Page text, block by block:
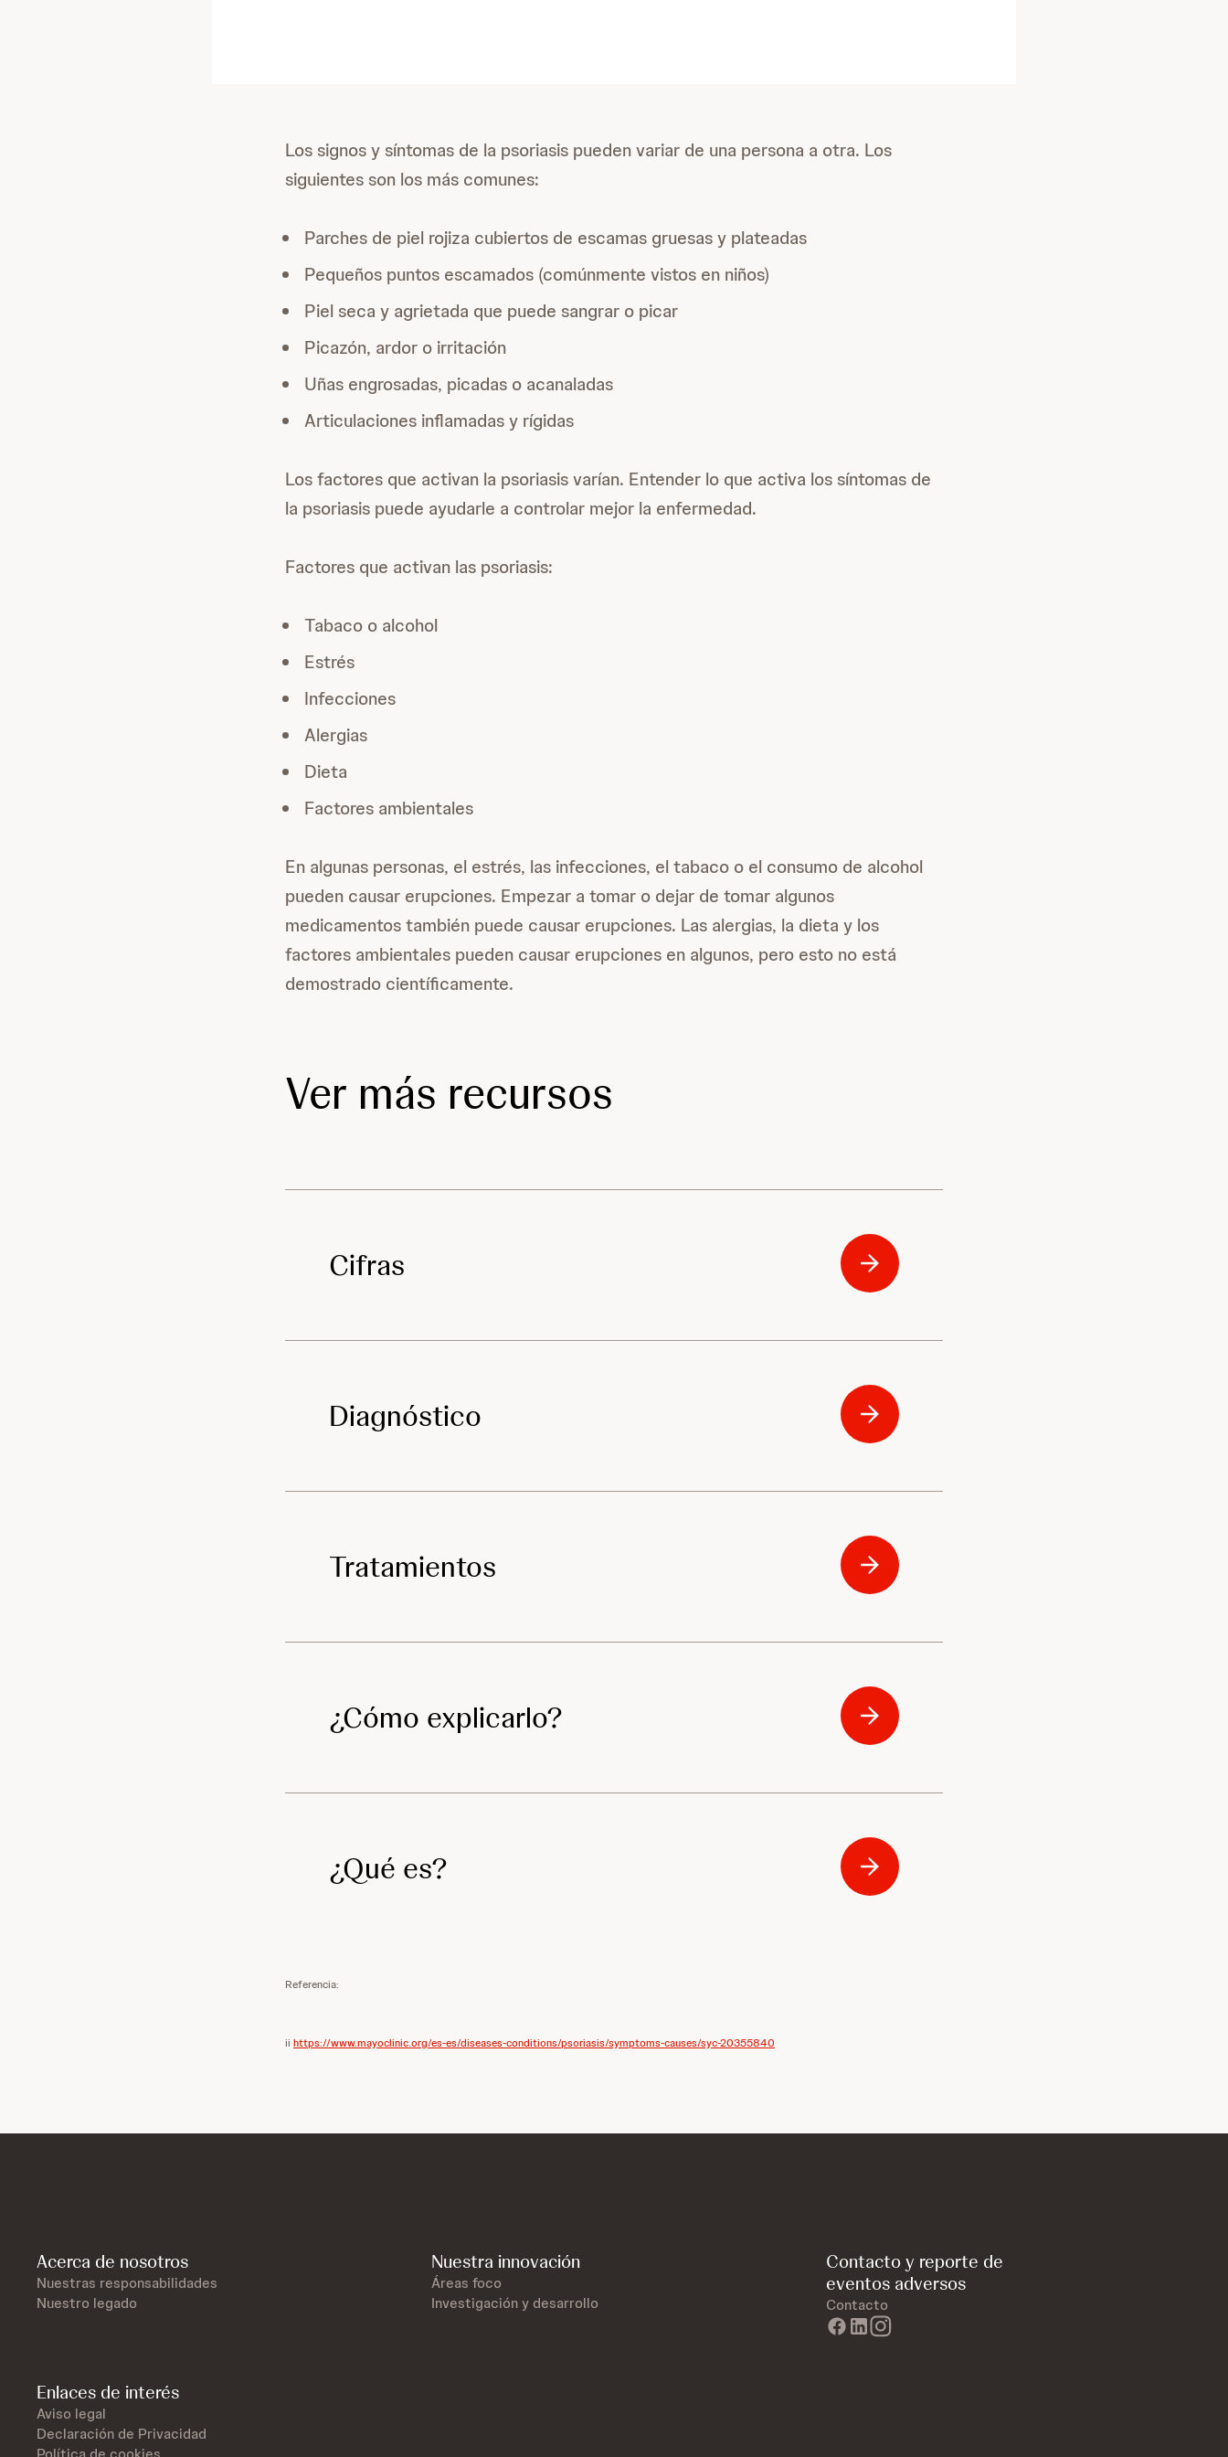
Los signos y síntomas de la psoriasis pueden variar de una persona a otra. Los
siguientes son los más comunes:
Parches de piel rojiza cubiertos de escamas gruesas y plateadas
Pequeños puntos escamados (comúnmente vistos en niños)
Piel seca y agrietada que puede sangrar o picar
Picazón, ardor o irritación
Uñas engrosadas, picadas o acanaladas
Articulaciones inflamadas y rígidas
Los factores que activan la psoriasis varían. Entender lo que activa los síntomas de
la psoriasis puede ayudarle a controlar mejor la enfermedad.
Factores que activan las psoriasis:
Tabaco o alcohol
Estrés
Infecciones
Alergias
Dieta
Factores ambientales
En algunas personas, el estrés, las infecciones, el tabaco o el consumo de alcohol
pueden causar erupciones. Empezar a tomar o dejar de tomar algunos
medicamentos también puede causar erupciones. Las alergias, la dieta y los
factores ambientales pueden causar erupciones en algunos, pero esto no está
demostrado científicamente.
Ver más recursos
Cifras
Diagnóstico
Tratamientos
¿Cómo explicarlo?
¿Qué es?
Referencia:
ii https://www.mayoclinic.org/es-es/diseases-conditions/psoriasis/symptoms-causes/syc-20355840
Acerca de nosotros
Nuestras responsabilidades
Nuestro legado
Nuestra innovación
Áreas foco
Investigación y desarrollo
Contacto y reporte de
eventos adversos
Contacto
facebook
linkedininstagram
Enlaces de interés
Aviso legal
Declaración de Privacidad